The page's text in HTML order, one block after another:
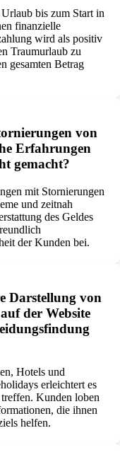
bis zum Start in
finanzielle
wird als positiv
Traumurlaub zu
gesamten Betrag
von
Erfahrungen
gemacht?
mit Stornierungen
und zeitnah
des Geldes
der Kunden bei.
Darstellung von
der Website
Hotels und
erleichtert es
Kunden loben
die ihnen
helfen.